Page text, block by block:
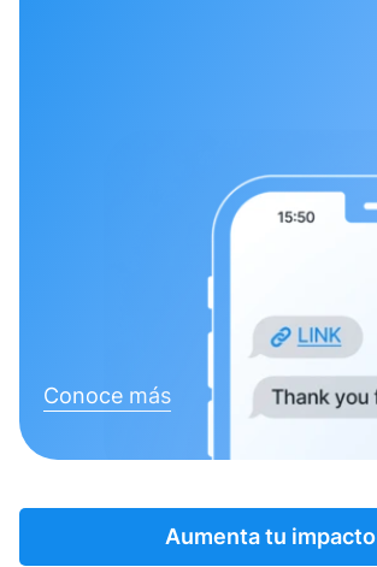
Conoce más
Aumenta tu impacto